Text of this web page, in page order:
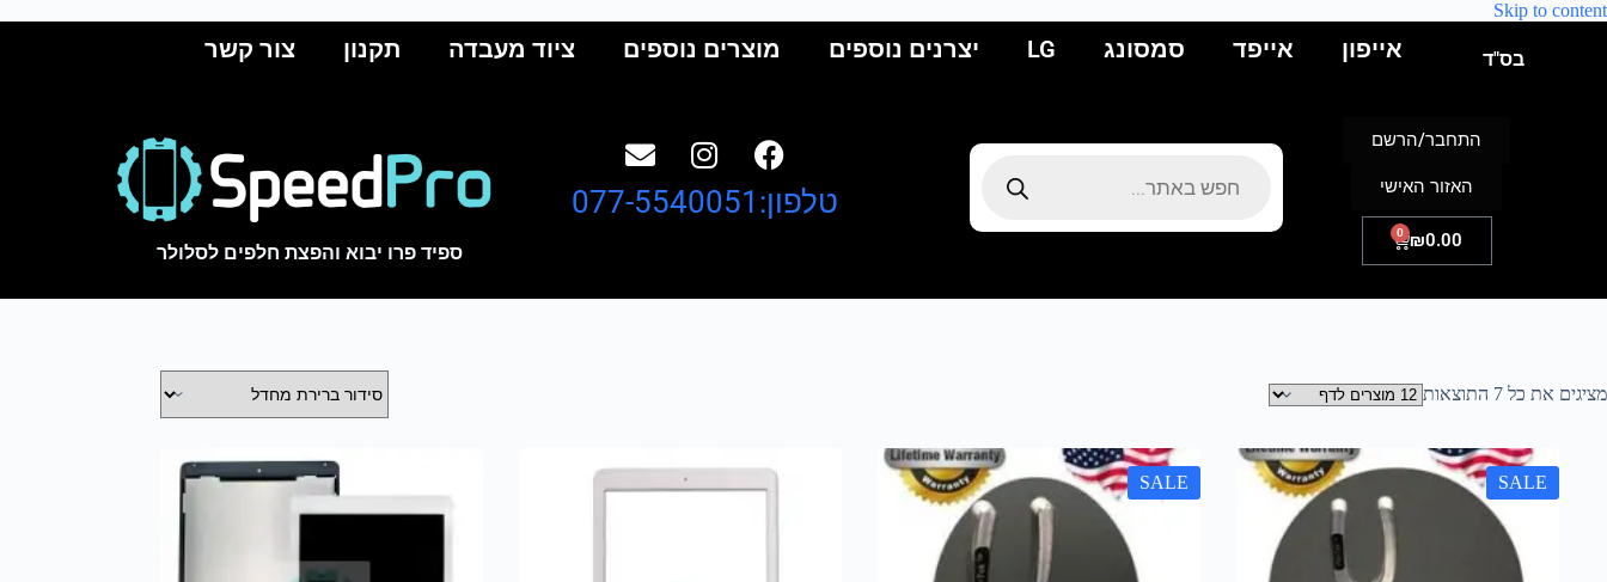
Skip to content
אייפון אייפד סמסונג LG יצרנים נוספים מוצרים נוספים ציוד מעבדה תקנון צור קשר בס"ד
₪0.00
0
התחבר/הרשם
האזור האישי
ספיד פרו יבוא והפצת חלפים לסלולר
טלפון:077-5540051
מציגים את כל ⁦7⁩ התוצאות
SALE
SALE